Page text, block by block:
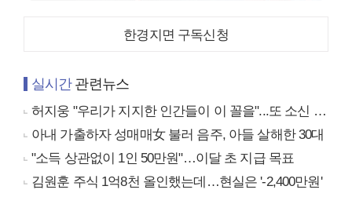
한경지면 구독신청
실시간관련뉴스
허지웅 "우리가 지지한 인간들이 이 꼴을"...또 소신 발언
아내 가출하자 성매매女 불러 음주, 아들 살해한 30대
"소득 상관없이 1인 50만원"…이달 초 지급 목표
김원훈 주식 1억8천 올인했는데…현실은 '-2,400만원'